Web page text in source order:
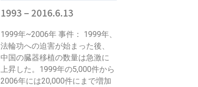
1993 – 2016.6.13
1999年~2006年 事件： 1999年、
法輪功への迫害が始まった後、
中国の臓器移植の数量は急激に
上昇した。1999年の5,000件から
2006年には20,000件にまで増加